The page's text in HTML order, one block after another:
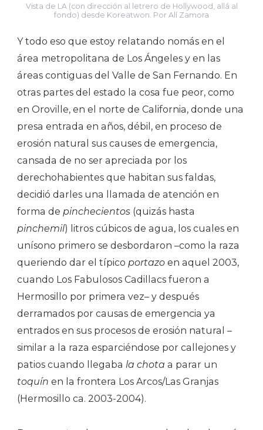
Vista de LA (con dirección al letrero de Hollywood, allá al
fondo) desde Koreatwon. Por Alí Zamora
Y todo eso que estoy relatando nomás en el
área metropolitana de Los Ángeles y en las
áreas contiguas del Valle de San Fernando. En
otras partes del estado la cosa fue peor, como
en Oroville, en el norte de California, donde una
presa entrada en años, débil, en proceso de
erosión natural sus causes de emergencia,
cansada de no ser apreciada por los
derechohabientes que habitan sus faldas,
decidió darles una llamada de atención en
forma de pinchecientos (quizás hasta
pinchemil) litros cúbicos de agua, los cuales en
unísono primero se desbordaron –como la raza
queriendo dar el típico portazo en aquel 2003,
cuando Los Fabulosos Cadillacs fueron a
Hermosillo por primera vez– y después
derramados por causas de emergencia ya
entrados en sus procesos de erosión natural –
similar a la raza esparciéndose por callejones y
patios cuando llegaba la chota a parar un
toquín en la frontera Los Arcos/Las Granjas
(Hermosillo ca. 2003-2004).